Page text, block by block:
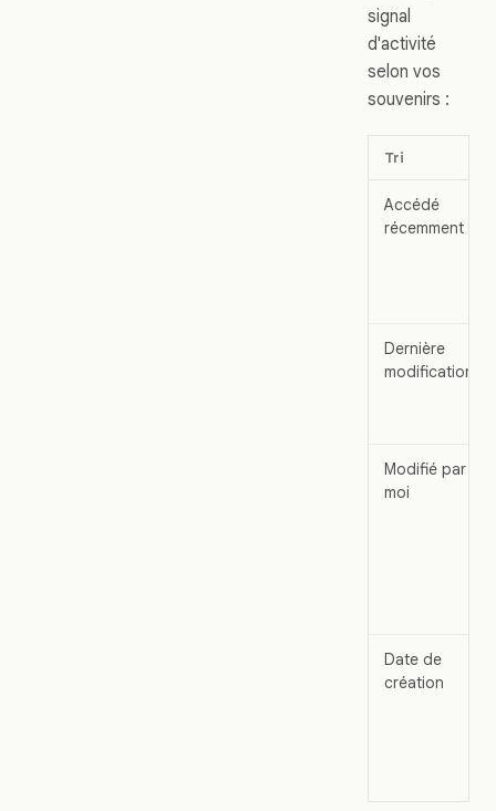
signal
d'activité
selon vos
souvenirs :
Tri
Accédé
récemment
Dernière
modification
Modifié par
moi
Date de
création